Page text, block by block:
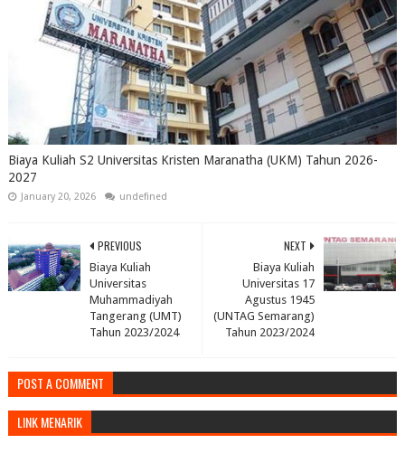
Biaya Kuliah S2 Universitas Kristen Maranatha (UKM) Tahun 2026-
2027
January 20, 2026 undefined
NEXT
Biaya Kuliah
Universitas 17
Agustus 1945
(UNTAG Semarang)
Tahun 2023/2024
PREVIOUS
Biaya Kuliah
Universitas
Muhammadiyah
Tangerang (UMT)
Tahun 2023/2024
POST A COMMENT
LINK MENARIK